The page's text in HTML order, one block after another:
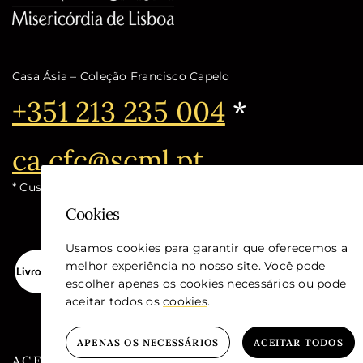
Casa Ásia – Coleção Francisco Capelo
Telefone:
+351 213 235 004*
Email:
ca.cfc@scml.pt
* Custo de chamada para a rede fixa nacional
Cookies
Usamos cookies para garantir que oferecemos a
melhor experiência no nosso site. Você pode
escolher apenas os cookies necessários ou pode
aceitar todos oscookies.
APENAS OS NECESSÁRIOS ACEITAR TODOS